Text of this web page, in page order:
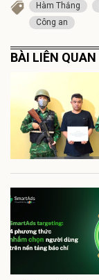
Hàm Thắng
Công an
BÀI LIÊN QUAN